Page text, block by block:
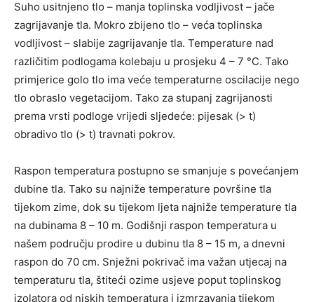
Suho usitnjeno tlo – manja toplinska vodljivost – jače
zagrijavanje tla. Mokro zbijeno tlo – veća toplinska
vodljivost – slabije zagrijavanje tla. Temperature nad
različitim podlogama kolebaju u prosjeku 4 – 7 °C. Tako
primjerice golo tlo ima veće temperaturne oscilacije nego
tlo obraslo vegetacijom. Tako za stupanj zagrijanosti
prema vrsti podloge vrijedi sljedeće: pijesak (> t)
obradivo tlo (> t) travnati pokrov.
Raspon temperatura postupno se smanjuje s povećanjem
dubine tla. Tako su najniže temperature površine tla
tijekom zime, dok su tijekom ljeta najniže temperature tla
na dubinama 8 – 10 m. Godišnji raspon temperatura u
našem području prodire u dubinu tla 8 – 15 m, a dnevni
raspon do 70 cm. Snježni pokrivač ima važan utjecaj na
temperaturu tla, štiteći ozime usjeve poput toplinskog
izolatora od niskih temperatura i izmrzavanja tijekom